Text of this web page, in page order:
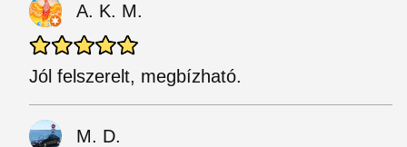
A. K. M.
Jól felszerelt, megbízható.
M. D.